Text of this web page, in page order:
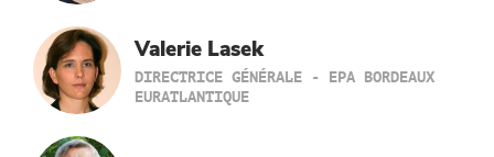
Valerie Lasek
DIRECTRICE GÉNÉRALE - EPA BORDEAUX
EURATLANTIQUE